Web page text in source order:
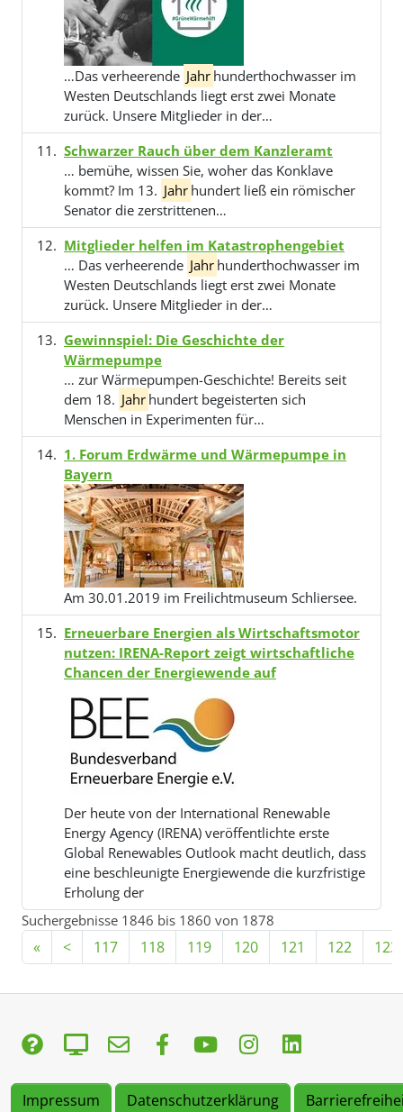
…Das verheerende Jahr hunderthochwasser im
Westen Deutschlands liegt erst zwei Monate
zurück. Unsere Mitglieder in der…
Schwarzer Rauch über dem Kanzleramt
… bemühe, wissen Sie, woher das Konklave
kommt? Im 13. Jahr hundert ließ ein römischer
Senator die zerstrittenen…
Mitglieder helfen im Katastrophengebiet
… Das verheerende Jahr hunderthochwasser im
Westen Deutschlands liegt erst zwei Monate
zurück. Unsere Mitglieder in der…
Gewinnspiel: Die Geschichte der
Wärmepumpe
… zur Wärmepumpen-Geschichte! Bereits seit
dem 18. Jahr hundert begeisterten sich
Menschen in Experimenten für…
1. Forum Erdwärme und Wärmepumpe in
Bayern
Am 30.01.2019 im Freilichtmuseum Schliersee.
Erneuerbare Energien als Wirtschaftsmotor
nutzen: IRENA-Report zeigt wirtschaftliche
Chancen der Energiewende auf
Der heute von der International Renewable
Energy Agency (IRENA) veröffentlichte erste
Global Renewables Outlook macht deutlich, dass
eine beschleunigte Energiewende die kurzfristige
Erholung der
Suchergebnisse 1846 bis 1860 von 1878
« < 117 118 119 120 121 122 123
Impressum Datenschutzerklärung